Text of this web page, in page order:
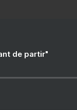
de partir"